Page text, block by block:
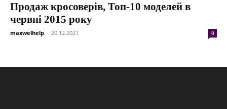
Продаж кросоверів, Топ-10 моделей в
червні 2015 року
maxwelhelp - 20.12.2021 0